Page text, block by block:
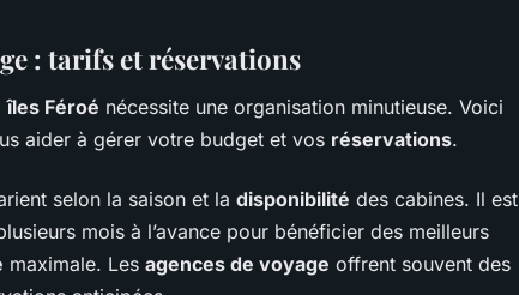
: tarifs et réservations
îles Féroé nécessite une organisation minutieuse. Voici
aider à gérer votre budget et vos réservations.
selon la saison et la disponibilité des cabines. Il est
mois à l’avance pour bénéficier des meilleurs
maximale. Les agences de voyage offrent souvent des